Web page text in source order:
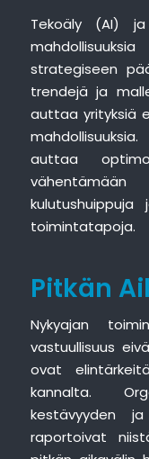
Tekoäly (AI)
strategiseen
trendejä ja
auttaa yrityksiä
auttaa
toimintatapoja.
Pitkän
Nykyajan
vastuullisuus
ovat
kannalta.
kestävyyden
raportoivat